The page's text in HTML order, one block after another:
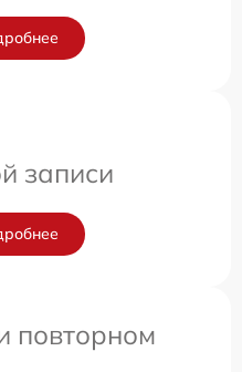
записи
повторном